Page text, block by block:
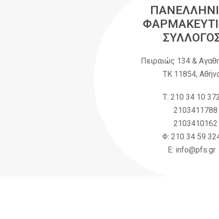
Πειραιώς 134 &
ΤΚ 11854,
Τ: 210 34 10
2103411788
2103410162
Φ: 210 34 59
Ε: info@pfs.gr